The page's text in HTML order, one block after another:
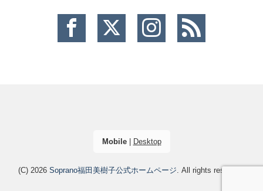
Mobile| Desktop
(C) 2026 Soprano福田美樹子公式ホームページ . All rights reserved.